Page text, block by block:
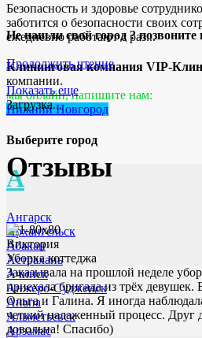
Не нашли свой город ? позвоните
Клининговая компания VIP-
компании.
мы онлайн, напишите нам:
Нижний Новгород
Выберите город
А
Ангарск
Архангельск
Абакан
Астрахань
Ачинск
Анжеро-Судженск
Анапа
Альметьевск
Арзамас
Безопасность и здоровье
заботится о безопасности своих
ежедневно работают с раз...
Продолжить чтение
Показать еще
Загрузка...
Отзывы
Виктория
Уборка коттеджа
Заказывала на прошлой неделе
приехала бригада из трёх
Ольга и Галина. Я иногда
четкий налаженный процесс. Друг
довольна! Спасибо)